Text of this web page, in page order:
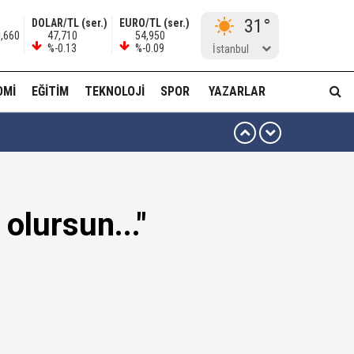
DOLAR/TL (ser.)
47,710
%-0.13
EURO/TL (ser.)
54,950
%-0.09
31°
İstanbul
EĞITIM TEKNOLOJI SPOR YAZARLAR